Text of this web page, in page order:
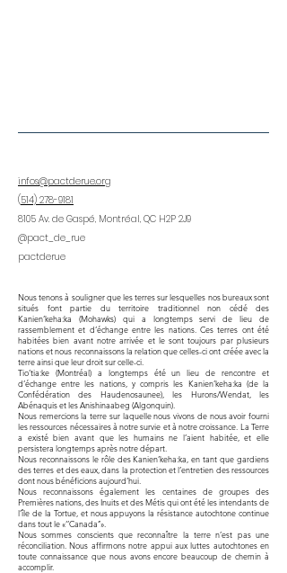
infos@pactderue.org
(514) 278-9181
8105 Av. de Gaspé, Montréal, QC H2P 2J9
@pact_de_rue
pactderue
Nous tenons à souligner que les terres sur lesquelles nos bureaux sont
situés font partie du territoire traditionnel non cédé des
Kanien’keha:ka (Mohawks) qui a longtemps servi de lieu de
rassemblement et d’échange entre les nations. Ces terres ont été
habitées bien avant notre arrivée et le sont toujours par plusieurs
nations et nous reconnaissons la relation que celles-ci ont créée avec la
terre ainsi que leur droit sur celle-ci.
Tio’tia:ke (Montréal) a longtemps été un lieu de rencontre et
d’échange entre les nations, y compris les Kanien’keha:ka (de la
Confédération des Haudenosaunee), les Hurons/Wendat, les
Abénaquis et les Anishinaabeg (Algonquin).
Nous remercions la terre sur laquelle nous vivons de nous avoir fourni
les ressources nécessaires à notre survie et à notre croissance. La Terre
a existé bien avant que les humains ne l’aient habitée, et elle
persistera longtemps après notre départ.
Nous reconnaissons le rôle des Kanien’keha:ka, en tant que gardiens
des terres et des eaux, dans la protection et l’entretien des ressources
dont nous bénéficions aujourd’hui.
Nous reconnaissons également les centaines de groupes des
Premières nations, des Inuits et des Métis qui ont été les intendants de
l’île de la Tortue, et nous appuyons la résistance autochtone continue
dans tout le «‘’Canada’’».
Nous sommes conscients que reconnaître la terre n’est pas une
réconciliation. Nous affirmons notre appui aux luttes autochtones en
toute connaissance que nous avons encore beaucoup de chemin à
accomplir.